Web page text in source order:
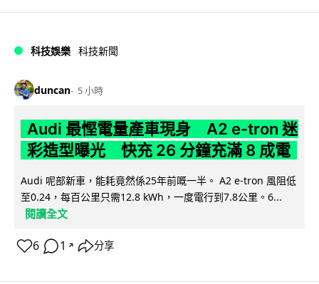
科技娛樂 科技新聞
duncan 5 小時
Audi 最慳電量產車現身 A2 e-tron 迷
彩造型曝光 快充 26 分鐘充滿 8 成電
Audi 呢部新車，能耗竟然係25年前嘅一半。 A2 e-tron 風阻低
至0.24，每百公里只需12.8 kWh，一度電行到7.8公里。6...
閱讀全文
6 1 ↗ 分享